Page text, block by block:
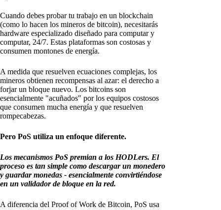
Cuando debes probar tu trabajo en un blockchain
(como lo hacen los mineros de bitcoin), necesitarás
hardware especializado diseñado para computar y
computar, 24/7. Estas plataformas son costosas y
consumen montones de energía.
A medida que resuelven ecuaciones complejas, los
mineros obtienen recompensas al azar: el derecho a
forjar un bloque nuevo. Los bitcoins son
esencialmente "acuñados" por los equipos costosos
que consumen mucha energía y que resuelven
rompecabezas.
Pero PoS utiliza un enfoque diferente.
Los mecanismos PoS premian a los HODLers. El
proceso es tan simple como descargar un monedero
y guardar monedas - esencialmente convirtiéndose
en un validador de bloque en la red.
A diferencia del Proof of Work de Bitcoin, PoS usa